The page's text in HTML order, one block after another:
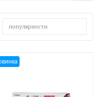
популярности